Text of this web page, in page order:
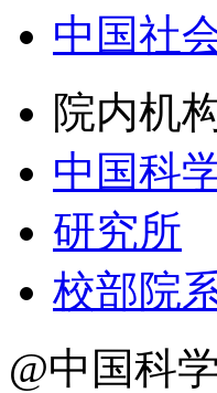
中国社
院内机
中国科
研究所
校部院
@中国科